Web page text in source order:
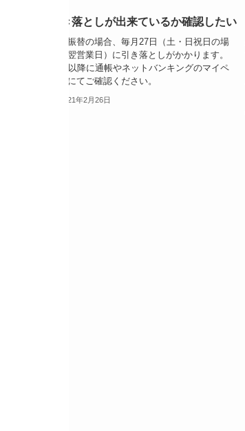
引き落としが出来ているか確認したい
口座振替の場合、毎月27日（土・日祝日の場
合は翌営業日）に引き落としがかかります。
27日以降に通帳やネットバンキングのマイペ
ージにてご確認ください。
2021年2月26日